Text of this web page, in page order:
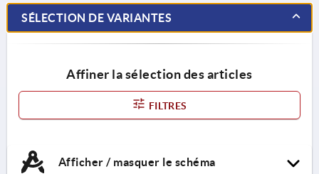
SÉLECTION DE VARIANTES
Affiner la sélection des articles
FILTRES
Afficher / masquer le schéma